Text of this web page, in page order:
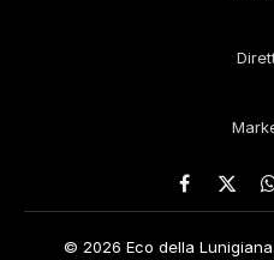
Facebook
X
© 2026 Eco della